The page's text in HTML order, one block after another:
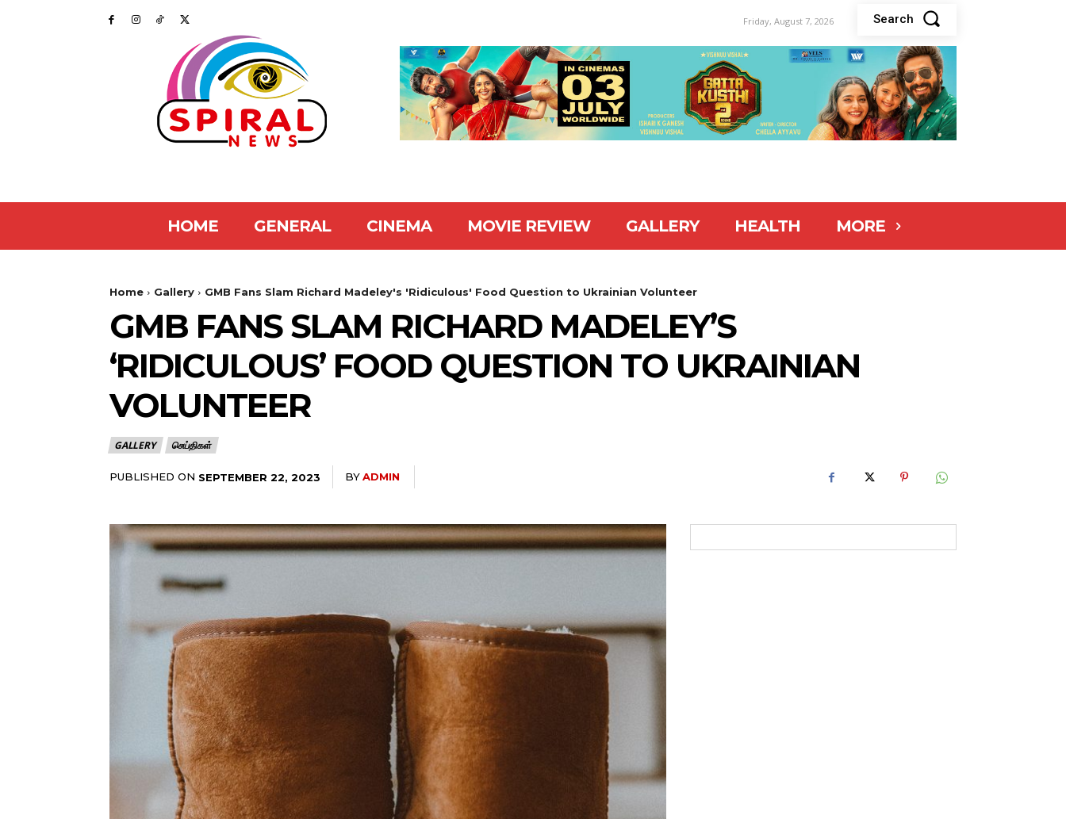
Friday, August 7, 2026 Search
HOME GENERAL CINEMA MOVIE REVIEW GALLERY HEALTH MORE
Home Gallery GMB Fans Slam Richard Madeley's 'Ridiculous' Food Question to Ukrainian Volunteer
GMB FANS SLAM RICHARD MADELEY’S
‘RIDICULOUS’ FOOD QUESTION TO UKRAINIAN
VOLUNTEER
GALLERY செய்திகள்
PUBLISHED ON SEPTEMBER 22, 2023 BYADMIN